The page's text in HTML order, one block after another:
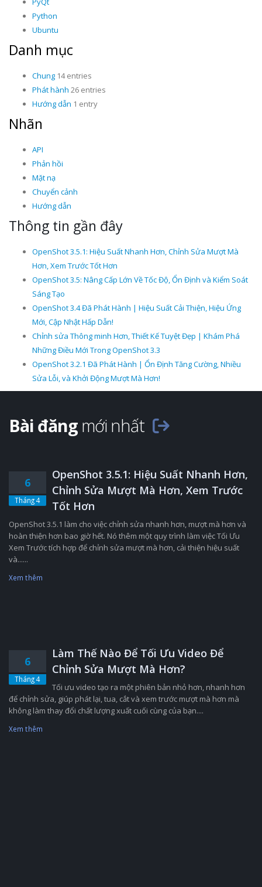
Python
Ubuntu
Danh mục
Chung 14 entries
Phát hành 26 entries
Hướng dẫn 1 entry
Nhãn
API
Phản hồi
Mặt nạ
Chuyển cảnh
Hướng dẫn
Thông tin gần đây
OpenShot 3.5.1: Hiệu Suất Nhanh Hơn, Chỉnh Sửa Mượt Mà
Hơn, Xem Trước Tốt Hơn
OpenShot 3.5: Nâng Cấp Lớn Về Tốc Độ, Ổn Định và Kiểm Soát
Sáng Tạo
OpenShot 3.4 Đã Phát Hành | Hiệu Suất Cải Thiện, Hiệu Ứng
Mới, Cập Nhật Hấp Dẫn!
Chỉnh sửa Thông minh Hơn, Thiết Kế Tuyệt Đẹp | Khám Phá
Những Điều Mới Trong OpenShot 3.3
OpenShot 3.2.1 Đã Phát Hành | Ổn Định Tăng Cường, Nhiều
Sửa Lỗi, và Khởi Động Mượt Mà Hơn!
Bài đăng mới nhất
6
Tháng 4
OpenShot 3.5.1: Hiệu Suất Nhanh Hơn,
Chỉnh Sửa Mượt Mà Hơn, Xem Trước
Tốt Hơn
OpenShot 3.5.1 làm cho việc chỉnh sửa nhanh hơn, mượt mà hơn và
hoàn thiện hơn bao giờ hết. Nó thêm một quy trình làm việc Tối Ưu
Xem Trước tích hợp để chỉnh sửa mượt mà hơn, cải thiện hiệu suất
và......
Xem thêm
6
Tháng 4
Làm Thế Nào Để Tối Ưu Video Để
Chỉnh Sửa Mượt Mà Hơn?
Tối ưu video tạo ra một phiên bản nhỏ hơn, nhanh hơn
để chỉnh sửa, giúp phát lại, tua, cắt và xem trước mượt mà hơn mà
không làm thay đổi chất lượng xuất cuối cùng của bạn....
Xem thêm